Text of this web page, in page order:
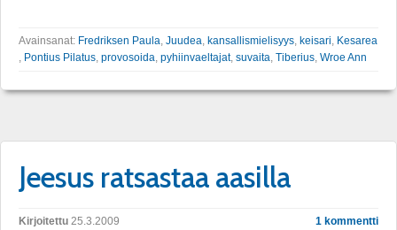
Avainsanat: Fredriksen Paula, Juudea, kansallismielisyys, keisari, Kesarea
, Pontius Pilatus, provosoida, pyhiinvaeltajat, suvaita, Tiberius, Wroe Ann
Jeesus ratsastaa aasilla
Kirjoitettu 25.3.2009 1 kommentti